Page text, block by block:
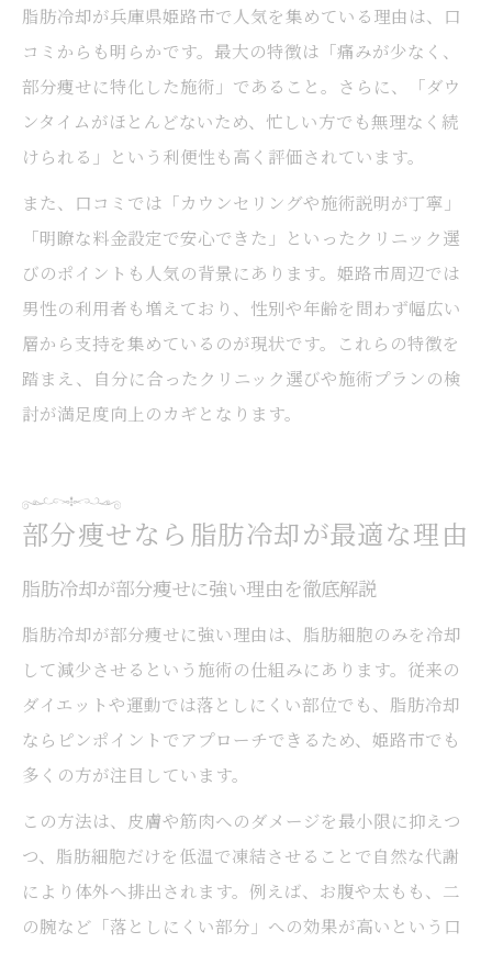
脂肪冷却が兵庫県姫路市で人気を集めている理由は、口
コミからも明らかです。最大の特徴は「痛みが少なく、
部分痩せに特化した施術」であること。さらに、「ダウ
ンタイムがほとんどないため、忙しい方でも無理なく続
けられる」という利便性も高く評価されています。
また、口コミでは「カウンセリングや施術説明が丁寧」
「明瞭な料金設定で安心できた」といったクリニック選
びのポイントも人気の背景にあります。姫路市周辺では
男性の利用者も増えており、性別や年齢を問わず幅広い
層から支持を集めているのが現状です。これらの特徴を
踏まえ、自分に合ったクリニック選びや施術プランの検
討が満足度向上のカギとなります。
部分痩せなら脂肪冷却が最適な理由
脂肪冷却が部分痩せに強い理由を徹底解説
脂肪冷却が部分痩せに強い理由は、脂肪細胞のみを冷却
して減少させるという施術の仕組みにあります。従来の
ダイエットや運動では落としにくい部位でも、脂肪冷却
ならピンポイントでアプローチできるため、姫路市でも
多くの方が注目しています。
この方法は、皮膚や筋肉へのダメージを最小限に抑えつ
つ、脂肪細胞だけを低温で凍結させることで自然な代謝
により体外へ排出されます。例えば、お腹や太もも、二
の腕など「落としにくい部分」への効果が高いという口